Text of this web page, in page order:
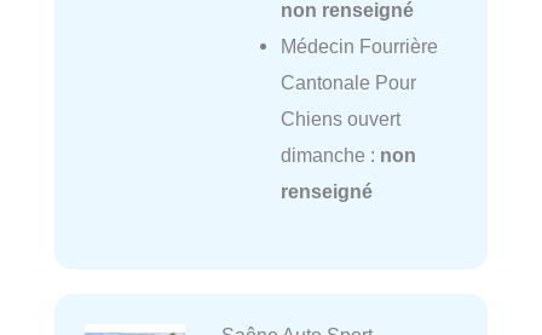
non renseigné
Médecin Fourrière
Cantonale Pour
Chiens ouvert
dimanche : non
renseigné